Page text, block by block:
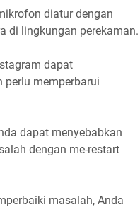
diatur dengan
di lingkungan perekaman.
dapat
perlu memperbarui
dapat menyebabkan
dengan me-restart
masalah, Anda